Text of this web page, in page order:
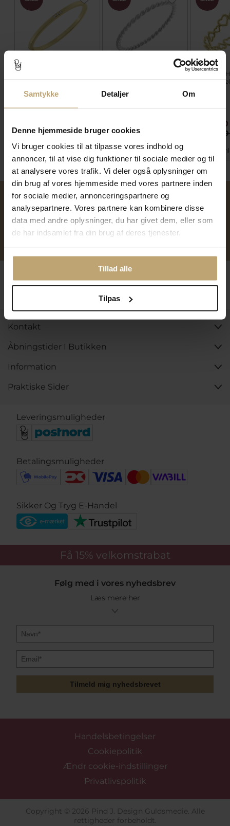
Samtykke Detaljer Om
Denne hjemmeside bruger cookies
Vi bruger cookies til at tilpasse vores indhold og
annoncer, til at vise dig funktioner til sociale medier og til
at analysere vores trafik. Vi deler også oplysninger om
din brug af vores hjemmeside med vores partnere inden
for sociale medier, annonceringspartnere og
analysepartnere. Vores partnere kan kombinere disse
data med andre oplysninger, du har givet dem, eller som
de har indsamlet fra din brug af deres tjenester.
Tillad alle
Tilpas
Nyhed
med chener & lås 14 kt.
guld
71.225,00 kr
På fjernlager
2.250,00 kr
På lager
Armring
forgyldt
På
Over 40 års erfaring Mulighed for gravering
Reparation af smykker og
Kontakt
Åbningstider I Butikken
Information
Praktiske Sider
Leveringsmuligheder
Betalingsmuligheder
Sikker Og Tryg E-Handel
Få 15% velkomstrabat
Følg med i vores nyhedsbrev
Læs mere her
Tilmeld mig nyhedsbrevet
Handelsbetingelser
Cookiepolitik
Ændr cookie-indstillinger
Privatlivspolitik
Copyright © 2026 Pind J. Design Guldsmedie. Alle
rettigheder forbeholdt.